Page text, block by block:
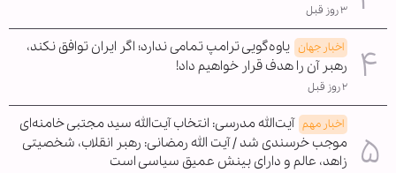
۳ روز قبل
اخبار جهان یاوه‌گویی ترامپ تمامی ندارد؛ اگر ایران توافق نکند،
رهبر آن را هدف قرار خواهیم داد!
۲ روز قبل
اخبار مهم آیت‌الله مدرسی: انتخاب آیت‌الله سید مجتبی خامنه‌ای
موجب خرسندی شد / آیت الله رمضانی: رهبر انقلاب، شخصیتی
زاهد، عالم و دارای بینش عمیق سیاسی است